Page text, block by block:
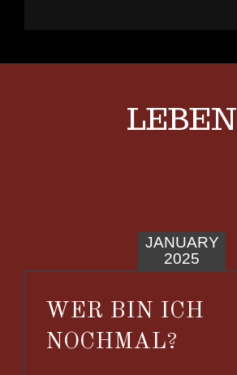
LEBEN
JANUARY
2025
WER BIN ICH
NOCHMAL?